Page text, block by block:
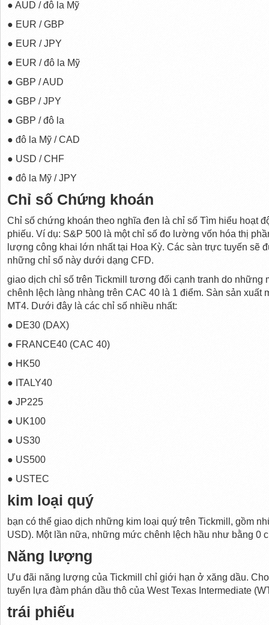
● AUD / đô la Mỹ
● EUR / GBP
● EUR / JPY
● EUR / đô la Mỹ
● GBP / AUD
● GBP / JPY
● GBP / đô la
● đô la Mỹ / CAD
● USD / CHF
● đô la Mỹ / JPY
Chỉ số Chứng khoán
Chỉ số chứng khoán theo nghĩa đen là chỉ số Tìm hiểu hoạt
phiếu. Ví dụ: S&P 500 là một chỉ số đo lường vốn hóa thị
lượng công khai lớn nhất tại Hoa Kỳ. Các sàn trực tuyến sẽ
những chỉ số này dưới dạng CFD.
giao dịch chỉ số trên Tickmill tương đối cạnh tranh do những
chênh lệch làng nhàng trên CAC 40 là 1 điểm. Sàn sản xuất
MT4. Dưới đây là các chỉ số nhiều nhất:
● DE30 (DAX)
● FRANCE40 (CAC 40)
● HK50
● ITALY40
● JP225
● UK100
● US30
● US500
● USTEC
kim loại quý
bạn có thể giao dịch những kim loại quý trên Tickmill, gồm
USD). Một lần nữa, những mức chênh lệch hầu như bằng 0
Năng lượng
Ưu đãi năng lượng của Tickmill chỉ giới hạn ở xăng dầu.
tuyển lựa đàm phán dầu thô của West Texas Intermediate
trái phiếu